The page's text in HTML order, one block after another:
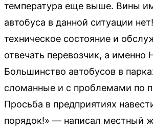
температура еще выше. Вины
автобуса в данной ситуации
техническое состояние и
отвечать перевозчик, а именно
Большинство автобусов в
сломанные и с проблемами по
Просьба в предприятиях
порядок!» — написал местный